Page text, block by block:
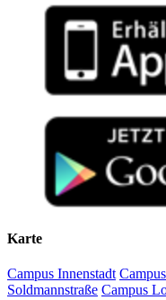
Karte
Campus Innenstadt
Soldmannstraße Campus